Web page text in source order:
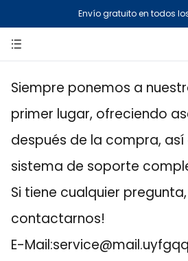
Envío gratuito en todos
Siempre ponemos a
primer lugar, ofreciendo
después de la compra,
sistema de soporte
Si tiene cualquier
contactarnos!
E-